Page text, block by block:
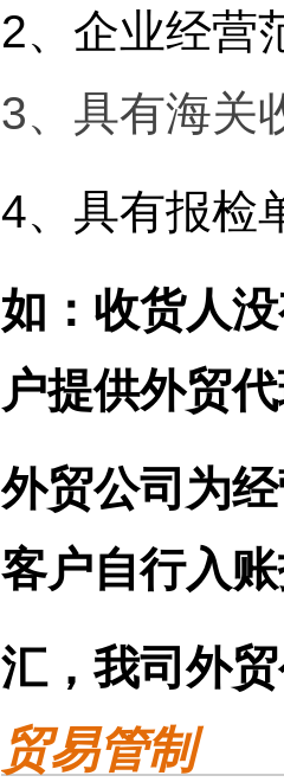
2、企业经营
3、具有海关
4、具有报检
如：收货人
户提供外贸
外贸公司为
客户自行入
汇，我司外
贸易管制